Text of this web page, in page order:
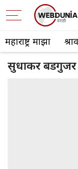
महाराष्ट्र माझा
सुधाकर बडगुजर